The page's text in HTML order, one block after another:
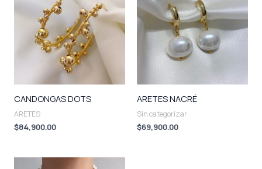
CANDONGAS DOTS
ARETES
$84,900.00
ARETES NACRÉ
Sin categorizar
$69,900.00